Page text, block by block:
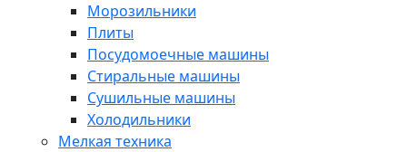
Морозильники
Плиты
Посудомоечные машины
Стиральные машины
Сушильные машины
Холодильники
Мелкая техника